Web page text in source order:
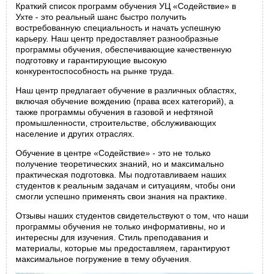
Краткий список программ обучения УЦ «Содействие» в
Ухте - это реальный шанс быстро получить
востребованную специальность и начать успешную
карьеру. Наш центр предоставляет разнообразные
программы обучения, обеспечивающие качественную
подготовку и гарантирующие высокую
конкурентоспособность на рынке труда.
Наш центр предлагает обучение в различных областях,
включая обучение вождению (права всех категорий), а
также программы обучения в газовой и нефтяной
промышленности, строительстве, обслуживающих
население и других отраслях.
Обучение в центре «Содействие» - это не только
получение теоретических знаний, но и максимально
практическая подготовка. Мы подготавливаем наших
студентов к реальным задачам и ситуациям, чтобы они
смогли успешно применять свои знания на практике.
Отзывы наших студентов свидетельствуют о том, что наши
программы обучения не только информативны, но и
интересны для изучения. Стиль преподавания и
материалы, которые мы предоставляем, гарантируют
максимальное погружение в тему обучения.